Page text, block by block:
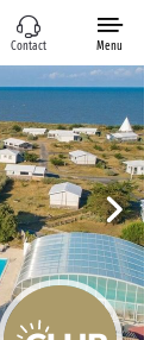
Contact Menu